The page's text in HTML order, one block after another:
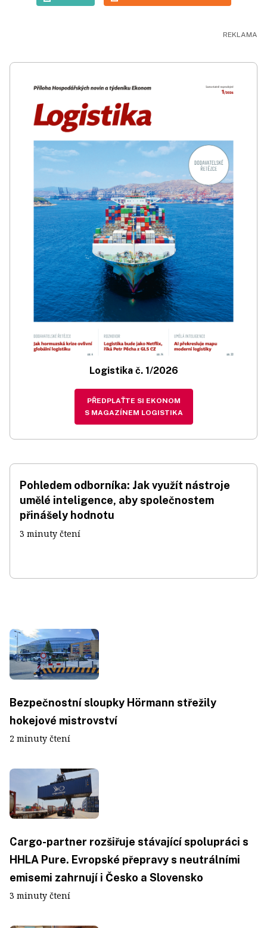
Logistika č. 1/2026
PŘEDPLAŤTE SI EKONOM
S MAGAZÍNEM LOGISTIKA
Pohledem odborníka: Jak využít nástroje
umělé inteligence, aby společnostem
přinášely hodnotu
3 minuty čtení
Bezpečnostní sloupky Hörmann střežily
hokejové mistrovství
2 minuty čtení
Cargo-partner rozšiřuje stávající spolupráci s
HHLA Pure. Evropské přepravy s neutrálními
emisemi zahrnují i Česko a Slovensko
3 minuty čtení